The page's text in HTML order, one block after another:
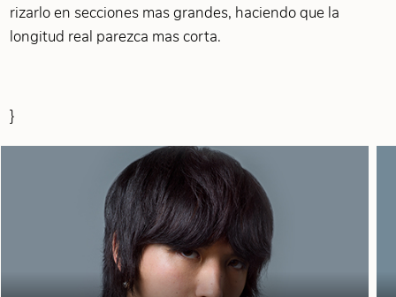
rizarlo en secciones mas grandes, haciendo que la
longitud real parezca mas corta.
}